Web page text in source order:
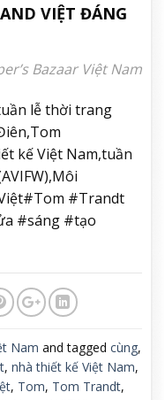
một
VIỆT ĐÁNG
Bazaar Việt Nam
lễ thời trang
kế Việt Nam,tuần
#Trandt
#sáng #tạo